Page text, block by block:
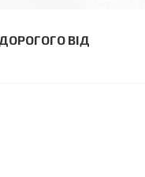
ВІД